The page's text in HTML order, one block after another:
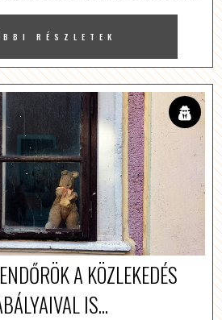
RÉSZLETEK
A KÖZLEKEDÉS
IS...